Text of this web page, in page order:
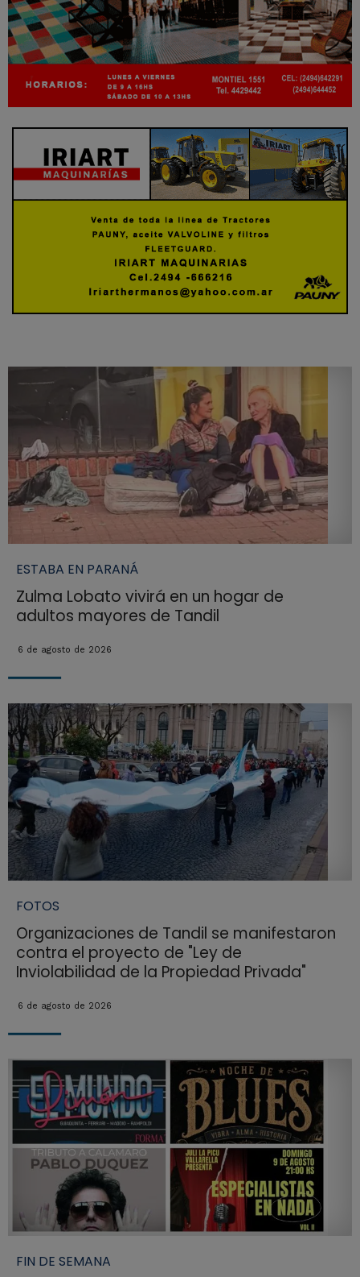
ESTABA EN PARANÁ
Zulma Lobato vivirá en un hogar de
adultos mayores de Tandil
6 de agosto de 2026
FOTOS
Organizaciones de Tandil se manifestaron
contra el proyecto de "Ley de
Inviolabilidad de la Propiedad Privada"
6 de agosto de 2026
FIN DE SEMANA